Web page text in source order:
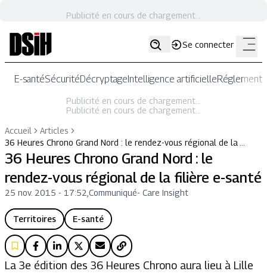
Publicité en cours de chargement...
Se connecter
E-santéSécuritéDécryptageIntelligence artificielle
Publicité en cours de chargement...
Publicité en cours de chargement...
Accueil
Articles
36 Heures Chrono Grand Nord : le rendez-vous régional de la …
36 Heures Chrono Grand Nord : le
rendez-vous régional de la filière e-santé
25 nov. 2015 - 17:52 Communiqué- Care Insight
Territoires E-santé
La 3e édition des 36 Heures Chrono aura lieu à Lille